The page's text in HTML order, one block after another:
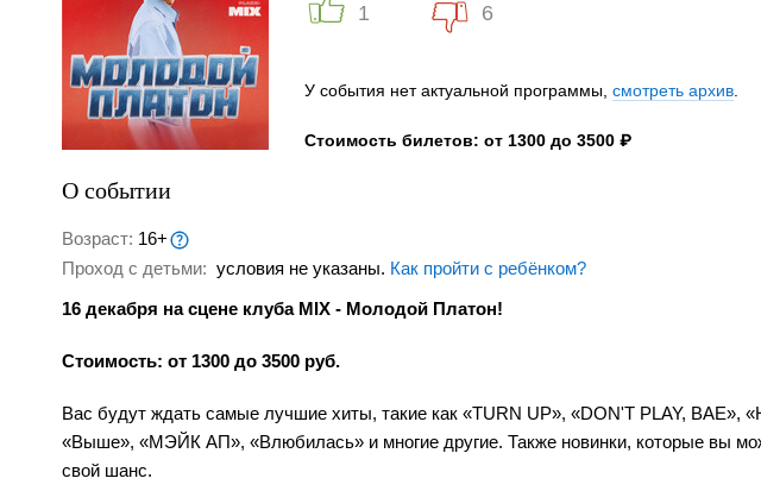
1 6
У события нет актуальной программы, смотреть архив
Стоимость билетов: от 1300 до 3500 ₽
О событии
Возраст: 16+
Проход с детьми: условия не указаны. Как пройти с ребёнком?
16 декабря на сцене клуба MIX - Молодой Платон!
Стоимость: от 1300 до 3500 руб.
Вас будут ждать самые лучшие хиты, такие как «TURN UP», «DON'T PLAY,
«Выше», «МЭЙК АП», «Влюбилась» и многие другие. Также новинки, которые вы
свой шанс.